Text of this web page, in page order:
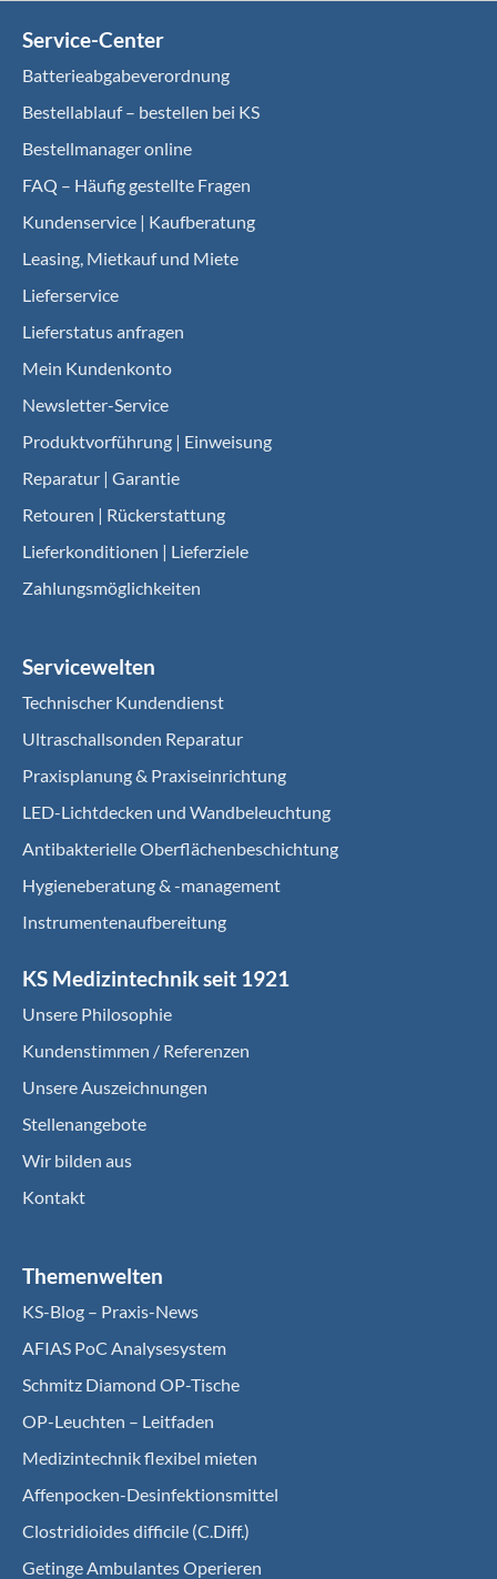
Service-Center
Batterieabgabeverordnung
Bestellablauf – bestellen bei KS
Bestellmanager online
FAQ – Häufig gestellte Fragen
Kundenservice | Kaufberatung
Leasing, Mietkauf und Miete
Lieferservice
Lieferstatus anfragen
Mein Kundenkonto
Newsletter-Service
Produktvorführung | Einweisung
Reparatur | Garantie
Retouren | Rückerstattung
Lieferkonditionen | Lieferziele
Zahlungsmöglichkeiten
Servicewelten
Technischer Kundendienst
Ultraschallsonden Reparatur
Praxisplanung & Praxiseinrichtung
LED-Lichtdecken und Wandbeleuchtung
Antibakterielle Oberflächenbeschichtung
Hygieneberatung & -management
Instrumentenaufbereitung
KS Medizintechnik seit 1921
Unsere Philosophie
Kundenstimmen / Referenzen
Unsere Auszeichnungen
Stellenangebote
Wir bilden aus
Kontakt
Themenwelten
KS-Blog – Praxis-News
AFIAS PoC Analysesystem
Schmitz Diamond OP-Tische
OP-Leuchten – Leitfaden
Medizintechnik flexibel mieten
Affenpocken-Desinfektionsmittel
Clostridioides difficile (C.Diff.)
Getinge Ambulantes Operieren